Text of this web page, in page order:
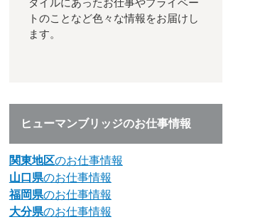
タイルにあったお仕事やプライベー
トのことなど色々な情報をお届けし
ます。
ヒューマンブリッジのお仕事情報
関東地区のお仕事情報
山口県のお仕事情報
福岡県のお仕事情報
大分県のお仕事情報